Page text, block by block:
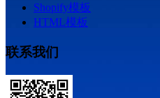
Shopify模板
HTML模板
联系我们